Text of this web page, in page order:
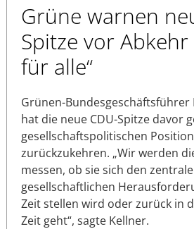
Grüne warnen
Spitze vor Abkehr
für alle“
Grünen-Bundesgeschäftsführer
hat die neue CDU-Spitze davor
gesellschaftspolitischen
zurückzukehren. „Wir werden
messen, ob sie sich den
gesellschaftlichen
Zeit stellen wird oder zurück in
Zeit geht“, sagte Kellner.